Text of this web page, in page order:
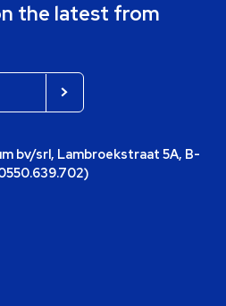
the latest from
bv/srl, Lambroekstraat 5A, B-